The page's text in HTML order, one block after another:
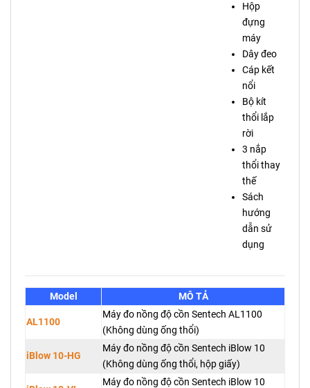
Hộp
đựng
máy
Dây đeo
Cáp kết
nổi
Bộ kít
thổi lắp
rời
3 nắp
thổi thay
thế
Sách
hướng
dẫn sử
dụng
Model MÔ TẢ
AL1100
Máy đo nồng độ cồn Sentech AL1100
(Không dùng ống thổi)
iBlow 10-HG
Máy đo nồng độ cồn Sentech iBlow 10
(Không dùng ống thổi, hộp giấy)
Máy đo nồng độ cồn Sentech iBlow 10